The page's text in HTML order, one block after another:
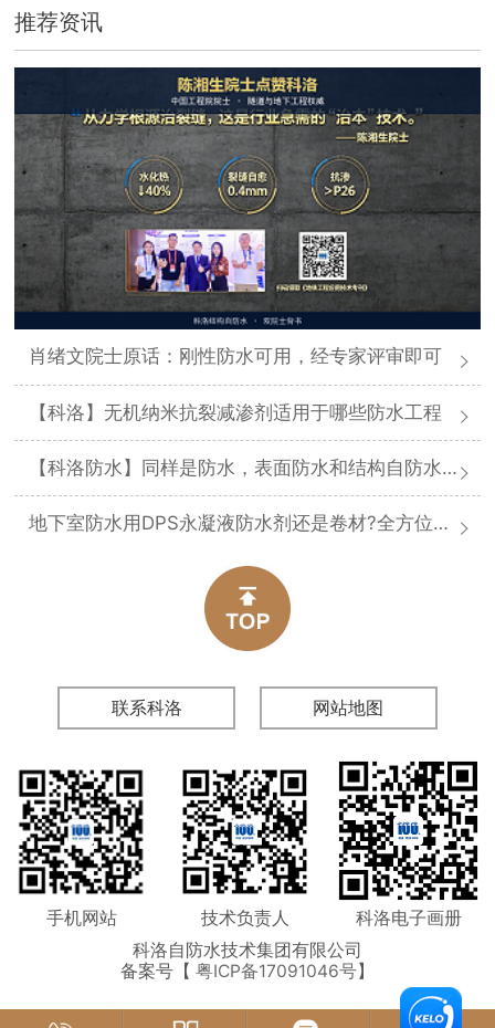
推荐资讯
肖绪文院士原话：刚性防水可用，经专家评审即可
【科洛】无机纳米抗裂减渗剂适用于哪些防水工程
【科洛防水】同样是防水，表面防水和结构自防水差在哪
地下室防水用DPS永凝液防水剂还是卷材?全方位对比分析
联系科洛 网站地图
手机网站 技术负责人
科洛电子画册
科洛自防水技术集团有限公司
备案号【 粤ICP备17091046号】